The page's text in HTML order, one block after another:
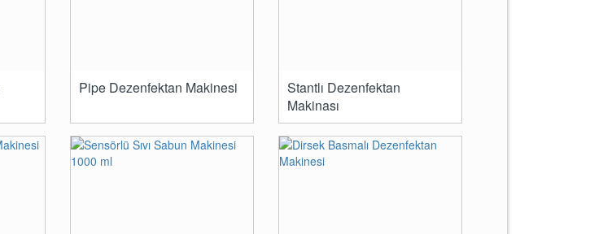
Pipe Dezenfektan Makinesi
Stantlı Dezenfektan
Makinası